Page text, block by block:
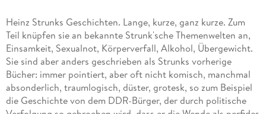
Heinz Strunks Geschichten. Lange, kurze, ganz kurze. Zum
Teil knüpfen sie an bekannte Strunk'sche Themenwelten an,
Einsamkeit, Sexualnot, Körperverfall, Alkohol, Übergewicht.
Sie sind aber anders geschrieben als Strunks vorherige
Bücher: immer pointiert, aber oft nicht komisch, manchmal
absonderlich, traumlogisch, düster, grotesk, so zum Beispiel
die Geschichte von dem DDR-Bürger, der durch politische